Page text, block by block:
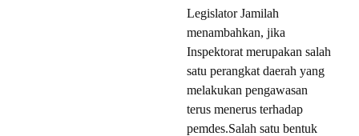
Legislator Jamilah
menambahkan, jika
Inspektorat merupakan salah
satu perangkat daerah yang
melakukan pengawasan
terus menerus terhadap
pemdes.Salah satu bentuk